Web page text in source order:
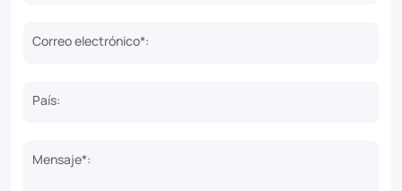
Correo electrónico*:
País:
Mensaje*: